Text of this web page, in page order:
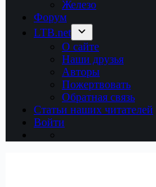
Железо
Форум
LTB.net
О сайте
Наши друзья
Авторы
Пожертвовать
Обратная связь
Статьи наших читателей
Войти